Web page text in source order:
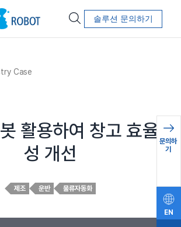
솔루션 문의하기
Case
활용하여 창고 효율
성 개선
제조 운반 물류자동화
문의하
기
EN